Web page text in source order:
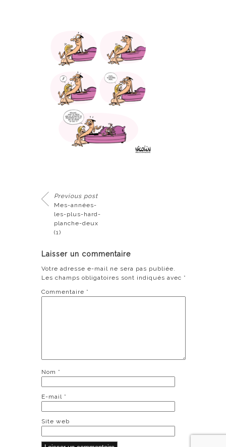
Previous post
Mes-années-
les-plus-hard-
planche-deux
(1)
Laisser un commentaire
Votre adresse e-mail ne sera pas publiée.
Les champs obligatoires sont indiqués avec *
Commentaire *
Nom *
E-mail *
Site web